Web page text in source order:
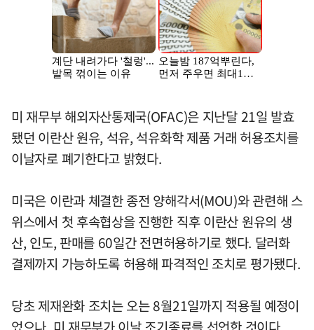
미 재무부 해외자산통제국(OFAC)은 지난달 21일 발효
됐던 이란산 원유, 석유, 석유화학 제품 거래 허용조치를
이날자로 폐기한다고 밝혔다.
미국은 이란과 체결한 종전 양해각서(MOU)와 관련해 스
위스에서 첫 후속협상을 진행한 직후 이란산 원유의 생
산, 인도, 판매를 60일간 전면허용하기로 했다. 달러화
결제까지 가능하도록 허용해 파격적인 조치로 평가됐다.
당초 제재완화 조치는 오는 8월21일까지 적용될 예정이